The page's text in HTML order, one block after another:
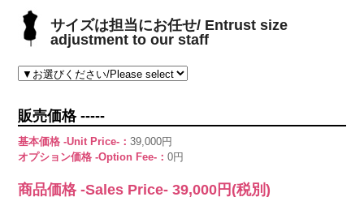
サイズは担当にお任せ/ Entrust size
adjustment to our staff
販売価格 -----
基本価格 -Unit Price-：39,000円
オプション価格 -Option Fee-：0円
商品価格 -Sales Price-39,000 円(税別)